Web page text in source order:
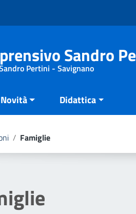
Sandro
Pertini - Savignano
Novità Didattica
/ Famiglie